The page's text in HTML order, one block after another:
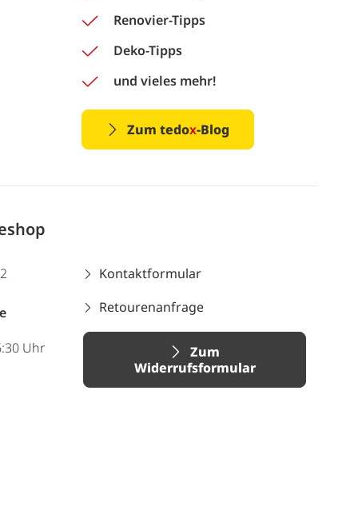
Renovier-Tipps
Deko-Tipps
und vieles mehr!
Zum tedox-Blog
Uhr
Kontaktformular
Retourenanfrage
Zum
Widerrufsformular